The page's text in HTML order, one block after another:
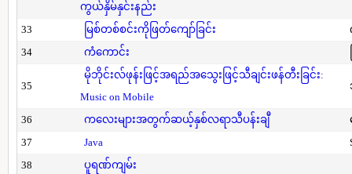
ကွယ်နှိမ်နှင်းနည်း
33
မြစ်တစ်စင်းကိုဖြတ်ကျော်ခြင်း
34
ကံကောင်း
35
မိုဘိုင်းလ်ဖုန်းဖြင့်အရည်အသွေးဖြင့်သီချင်းဖန်တီးခြင်း:
Music on Mobile
36 ကလေးများအတွက်ဆယ့်နှစ်လရာသီပန်းချီ
37
Java
38
ပူရဏ်ကျမ်း